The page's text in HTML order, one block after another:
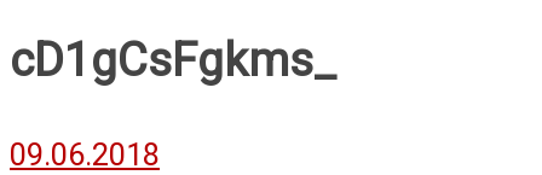
cD1gCsFgkms_
09.06.2018